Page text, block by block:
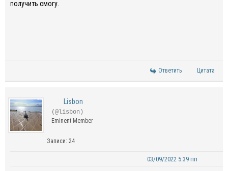
получить смогу.
Ответить Цитата
Lisbon
(@lisbon)
Eminent Member
Записи: 24
03/09/2022 5:39 пп